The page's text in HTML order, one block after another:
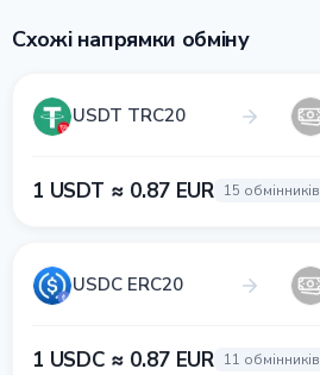
Схожі напрямки обміну
USDT TRC20
1 USDT ≈ 0.87 EUR 15 обмінників
USDC ERC20
1 USDC ≈ 0.87 EUR 11 обмінників